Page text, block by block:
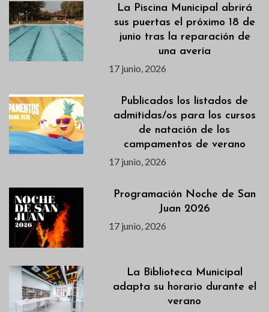
La Piscina Municipal abrirá
sus puertas el próximo 18 de
junio tras la reparación de
una avería
17 junio, 2026
Publicados los listados de
admitidas/os para los cursos
de natación de los
campamentos de verano
17 junio, 2026
Programación Noche de San
Juan 2026
17 junio, 2026
La Biblioteca Municipal
adapta su horario durante el
verano